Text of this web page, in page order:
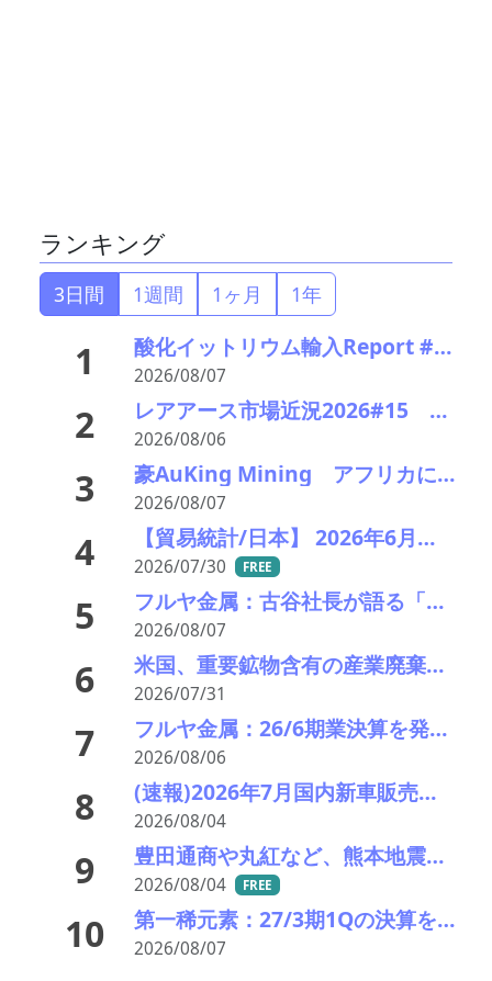
ランキング
3日間 1週間 1ヶ月 1年
1 酸化イットリウム輸入Report #52 2026年前半中国から輸入量激減 でも依然中国頼り
2026/08/07
2 レアアース市場近況2026#15 方向感乏しく膠着感も 中国イットリウムが底入れ
2026/08/06
3 豪AuKing Mining アフリカにて新たなレアアースプロジェクト取得へ マウライ南部のマチンガプロジェクト
2026/08/07
4 【貿易統計/日本】 2026年6月一覧表
2026/07/30 FREE
5 フルヤ金属：古谷社長が語る「ガラス事業の劇的変化と強み」とは
2026/08/07
6 米国、重要鉱物含有の産業廃棄物の輸出を制限へ トランプ氏が署名、国家防衛で物資確保
2026/07/31
7 フルヤ金属：26/6期業決算を発表。中計進捗状況
2026/08/06
8 (速報)2026年7月国内新車販売 41万7千台 前年同月比7%増加 4か月連続プラス
2026/08/04
9 豊田通商や丸紅など、熊本地震被害に支援・義援金
2026/08/04 FREE
10 第一稀元素：27/3期1Qの決算を発表。大幅増収増益ながら業績見通し据え置く
2026/08/07